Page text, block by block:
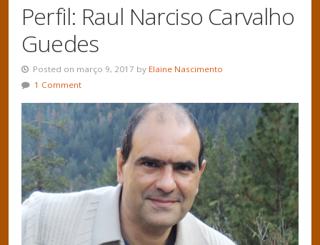
Perfil: Raul Narciso Carvalho
Guedes
Posted on março 9, 2017 by Elaine Nascimento
1 Comment